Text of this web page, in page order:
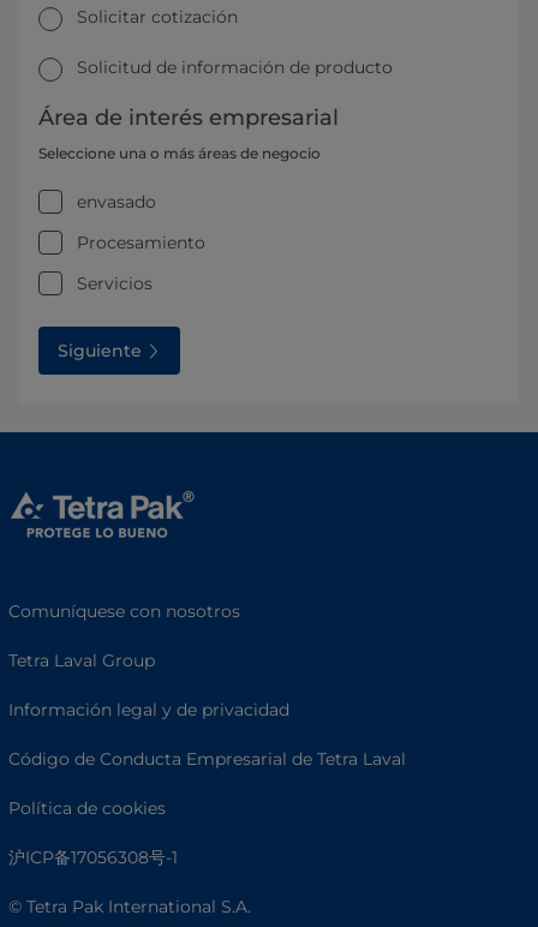
Solicitar cotización
Solicitud de información de producto
Área de interés empresarial
Seleccione una o más áreas de negocio
envasado
Procesamiento
Servicios
Siguiente
Comuníquese con nosotros
Tetra Laval Group
Información legal y de privacidad
Código de Conducta Empresarial de Tetra Laval
Política de cookies
沪ICP备17056308号-1
© Tetra Pak International S.A.